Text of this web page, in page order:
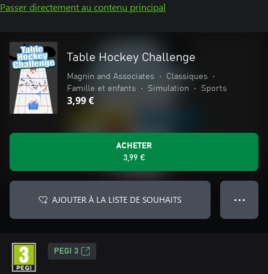
Passer directement au contenu principal
Table Hockey Challenge
Magnin and Associates • Classiques
•
Famille et enfants
• Simulation • Sports
3,99 €
ACHETER
3,99 €
AJOUTER À LA LISTE DE SOUHAITS ● ● ●
PEGI 3